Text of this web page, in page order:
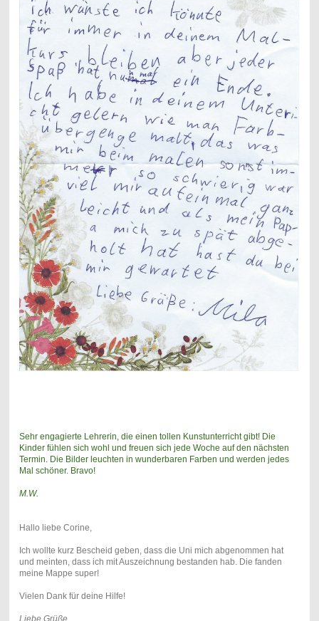
Sehr engagierte Lehrerin, die einen tollen Kunstunterricht gibt! Die
Kinder fühlen sich wohl und freuen sich jede Woche auf den nächsten
Termin. Die Bilder leuchten in wunderbaren Farben und werden jedes
Mal schöner. Bravo!
M.W.
Hallo liebe Corine,
Ich wollte kurz Bescheid geben, dass die Uni mich abgenommen hat
und meinten, dass ich mit Auszeichnung bestanden hab. Die fanden
meine Mappe super!
Vielen Dank für deine Hilfe!